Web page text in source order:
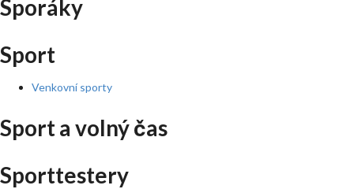
Sporáky
Sport
Venkovní sporty
Sport a volný čas
Sporttestery